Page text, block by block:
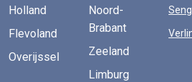
Holland
Flevoland
Overijssel
Noord-
Brabant
Zeeland
Limburg